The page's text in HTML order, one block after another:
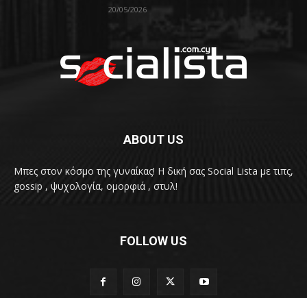
20/05/2026
ABOUT US
Μπες στον κόσμο της γυναίκας! H δική σας Social Lista με τιπς,
gossip , ψυχολογία, ομορφιά , στυλ!
FOLLOW US